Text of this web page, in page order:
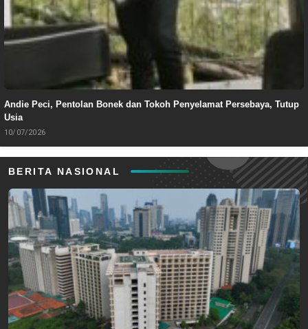
Andie Peci, Pentolan Bonek dan Tokoh Penyelamat Persebaya, Tutup
Usia
10/07/2026
BERITA NASIONAL